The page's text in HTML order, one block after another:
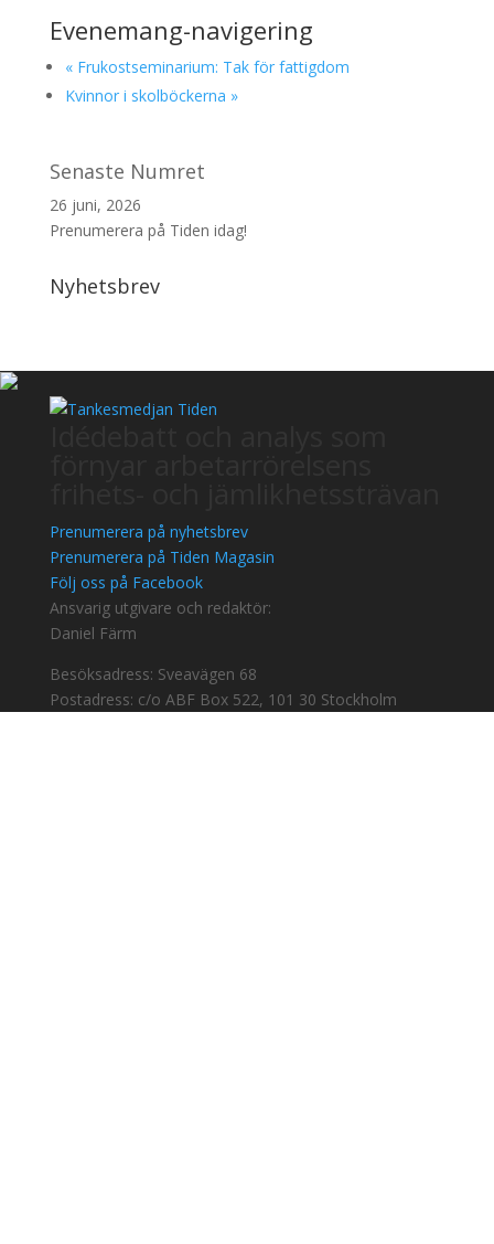
Evenemang-navigering
«Frukostseminarium: Tak för fattigdom
Kvinnor i skolböckerna »
Senaste Numret
26 juni, 2026
Prenumerera på Tiden idag!
Nyhetsbrev
Prenumerera på nyhetsbrev
Prenumerera på Tiden Magasin
Följ oss på Facebook
Ansvarig utgivare och redaktör:
Daniel Färm
Besöksadress: Sveavägen 68
Postadress: c/o ABF Box 522, 101 30 Stockholm